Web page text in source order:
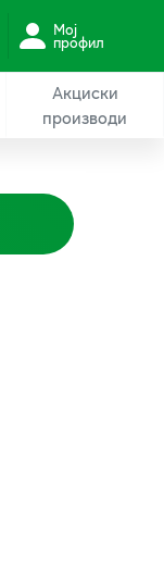
Мој
профил
Акциски
производи